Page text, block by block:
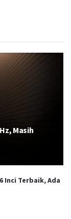
Masih
Inci Terbaik, Ada